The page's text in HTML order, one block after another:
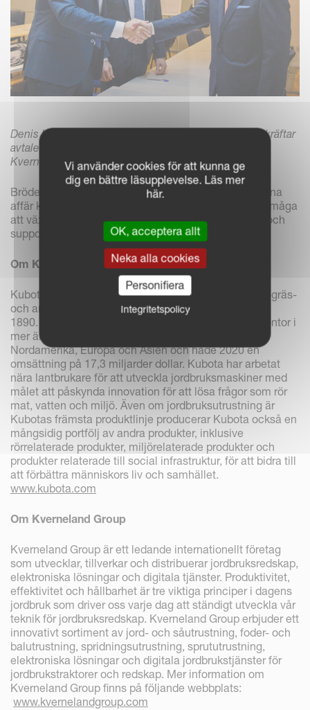
Denis Ubaldi och Raffaele Ubaldi, ägare till ROC. bekräftar
avtalet med Shingo Hanada, VD och koncernchef för
Kverneland Group.
Bröderna Ubaldi är dessutom övertygade om att denna
affär kommer att stärka ROC ytterligare och dess förmåga
att växa och leverera attraktiva produkter, lösningar och
support till sina distributionspartners och kunder.
Om Kubota
Kubota har varit en ledande tillverkare av jordbruks-, gräs-
och anläggningsmaskiner och industrimotorer sedan
1890. Kubota har sitt huvudkontor i Osaka, Japan, kontor i
mer än 120 länder och över 41 000 anställda i
Nordamerika, Europa och Asien och hade 2020 en
omsättning på 17,3 miljarder dollar. Kubota har arbetat
nära lantbrukare för att utveckla jordbruksmaskiner med
målet att påskynda innovation för att lösa frågor som rör
mat, vatten och miljö. Även om jordbruksutrustning är
Kubotas främsta produktlinje producerar Kubota också en
mångsidig portfölj av andra produkter, inklusive
rörrelaterade produkter, miljörelaterade produkter och
produkter relaterade till social infrastruktur, för att bidra till
att förbättra människors liv och samhället.
www.kubota.com
Om Kverneland Group
Kverneland Group är ett ledande internationellt företag
som utvecklar, tillverkar och distribuerar jordbruksredskap,
elektroniska lösningar och digitala tjänster. Produktivitet,
effektivitet och hållbarhet är tre viktiga principer i dagens
jordbruk som driver oss varje dag att ständigt utveckla vår
teknik för jordbruksredskap. Kverneland Group erbjuder ett
innovativt sortiment av jord- och såutrustning, foder- och
balutrustning, spridningsutrustning, sprututrustning,
elektroniska lösningar och digitala jordbrukstjänster för
jordbrukstraktorer och redskap. Mer information om
Kverneland Group finns på följande webbplats:
www.kvernelandgroup.com
Vi använder cookies för att kunna ge
dig en bättre läsupplevelse. Läs mer
här.
OK, acceptera allt
Neka alla cookies
Personifiera
Integritetspolicy